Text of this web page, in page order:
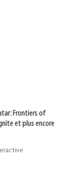
Frontiers of
et plus encore